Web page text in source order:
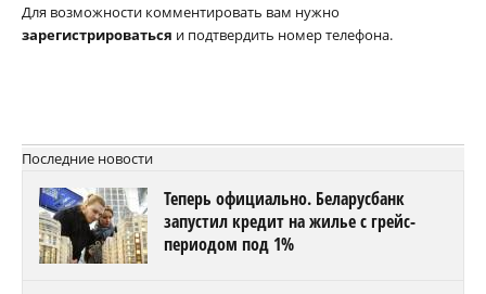
Для возможности комментировать вам нужно
зарегистрироваться и подтвердить номер телефона.
Последние новости
Теперь официально. Беларусбанк
запустил кредит на жилье с грейс-
периодом под 1%